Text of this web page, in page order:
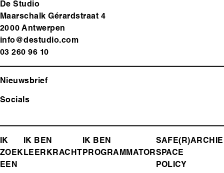
De Studio
Maarschalk Gérardstraat 4
2000 Antwerpen
info@destudio.com
03 260 96 10
Nieuwsbrief
Socials
FOOTER-
MENU
IK
ZOEK
EEN
IK BEN
LEERKRACHT
IK BEN
PROGRAMMATOR
SAFE(R)
SPACE
POLICY